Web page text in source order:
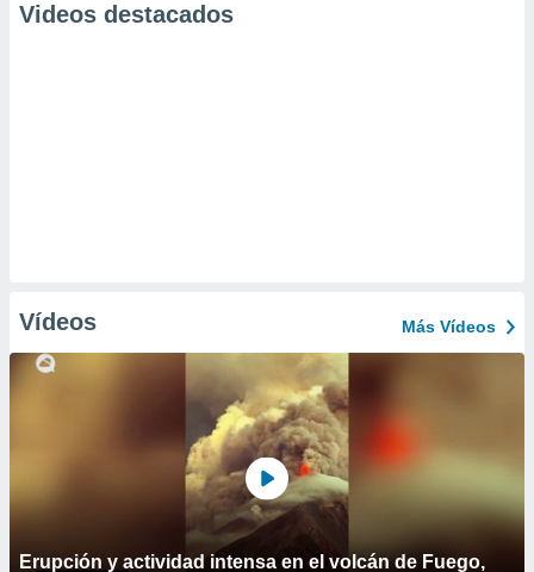
Videos destacados
Vídeos Más Vídeos
Erupción y actividad intensa en el volcán de Fuego,